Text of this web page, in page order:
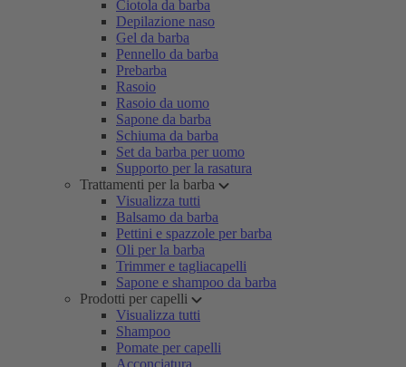
Ciotola da barba
Depilazione naso
Gel da barba
Pennello da barba
Prebarba
Rasoio
Rasoio da uomo
Sapone da barba
Schiuma da barba
Set da barba per uomo
Supporto per la rasatura
Trattamenti per la barba
Visualizza tutti
Balsamo da barba
Pettini e spazzole per barba
Oli per la barba
Trimmer e tagliacapelli
Sapone e shampoo da barba
Prodotti per capelli
Visualizza tutti
Shampoo
Pomate per capelli
Acconciatura